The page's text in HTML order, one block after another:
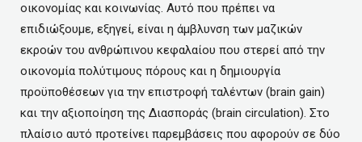
οικονομίας και κοινωνίας. Αυτό που πρέπει να
επιδιώξουμε, εξηγεί, είναι η άμβλυνση των μαζικών
εκροών του ανθρώπινου κεφαλαίου που στερεί από την
οικονομία πολύτιμους πόρους και η δημιουργία
προϋποθέσεων για την επιστροφή ταλέντων (brain gain)
και την αξιοποίηση της Διασποράς (brain circulation). Στο
πλαίσιο αυτό προτείνει παρεμβάσεις που αφορούν σε δύο